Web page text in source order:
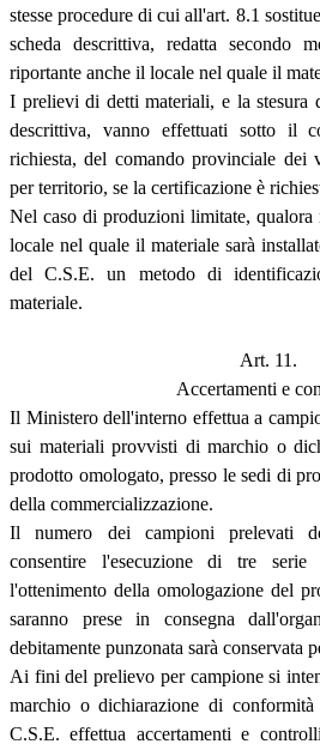
stesse procedure di cui all'art. 8.1
scheda descrittiva, redatta secondo
riportante anche il locale nel quale il
I prelievi di detti materiali, e la stesura
descrittiva, vanno effettuati sotto il
richiesta, del comando provinciale dei
per territorio, se la certificazione è
Nel caso di produzioni limitate,
locale nel quale il materiale sarà
del C.S.E. un metodo di
materiale.
Art. 11.
Accertamenti e
Il Ministero dell'interno effettua a
sui materiali provvisti di marchio o
prodotto omologato, presso le sedi di
della commercializzazione.
Il numero dei campioni prelevati
consentire l'esecuzione di tre
l'ottenimento della omologazione del
saranno prese in consegna
debitamente punzonata sarà conservata
Ai fini del prelievo per campione si
marchio o dichiarazione di
C.S.E. effettua accertamenti e